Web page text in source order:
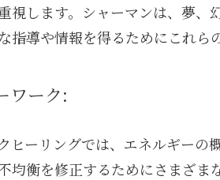
視します。シャーマンは、夢、
指導や情報を得るためにこれら
ワーク:
ヒーリングでは、エネルギー
均衡を修正するためにさまざ